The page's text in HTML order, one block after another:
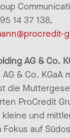
14 37 138,
AG & Co.
& Co. KGaA
die
ProCredit
und
auf